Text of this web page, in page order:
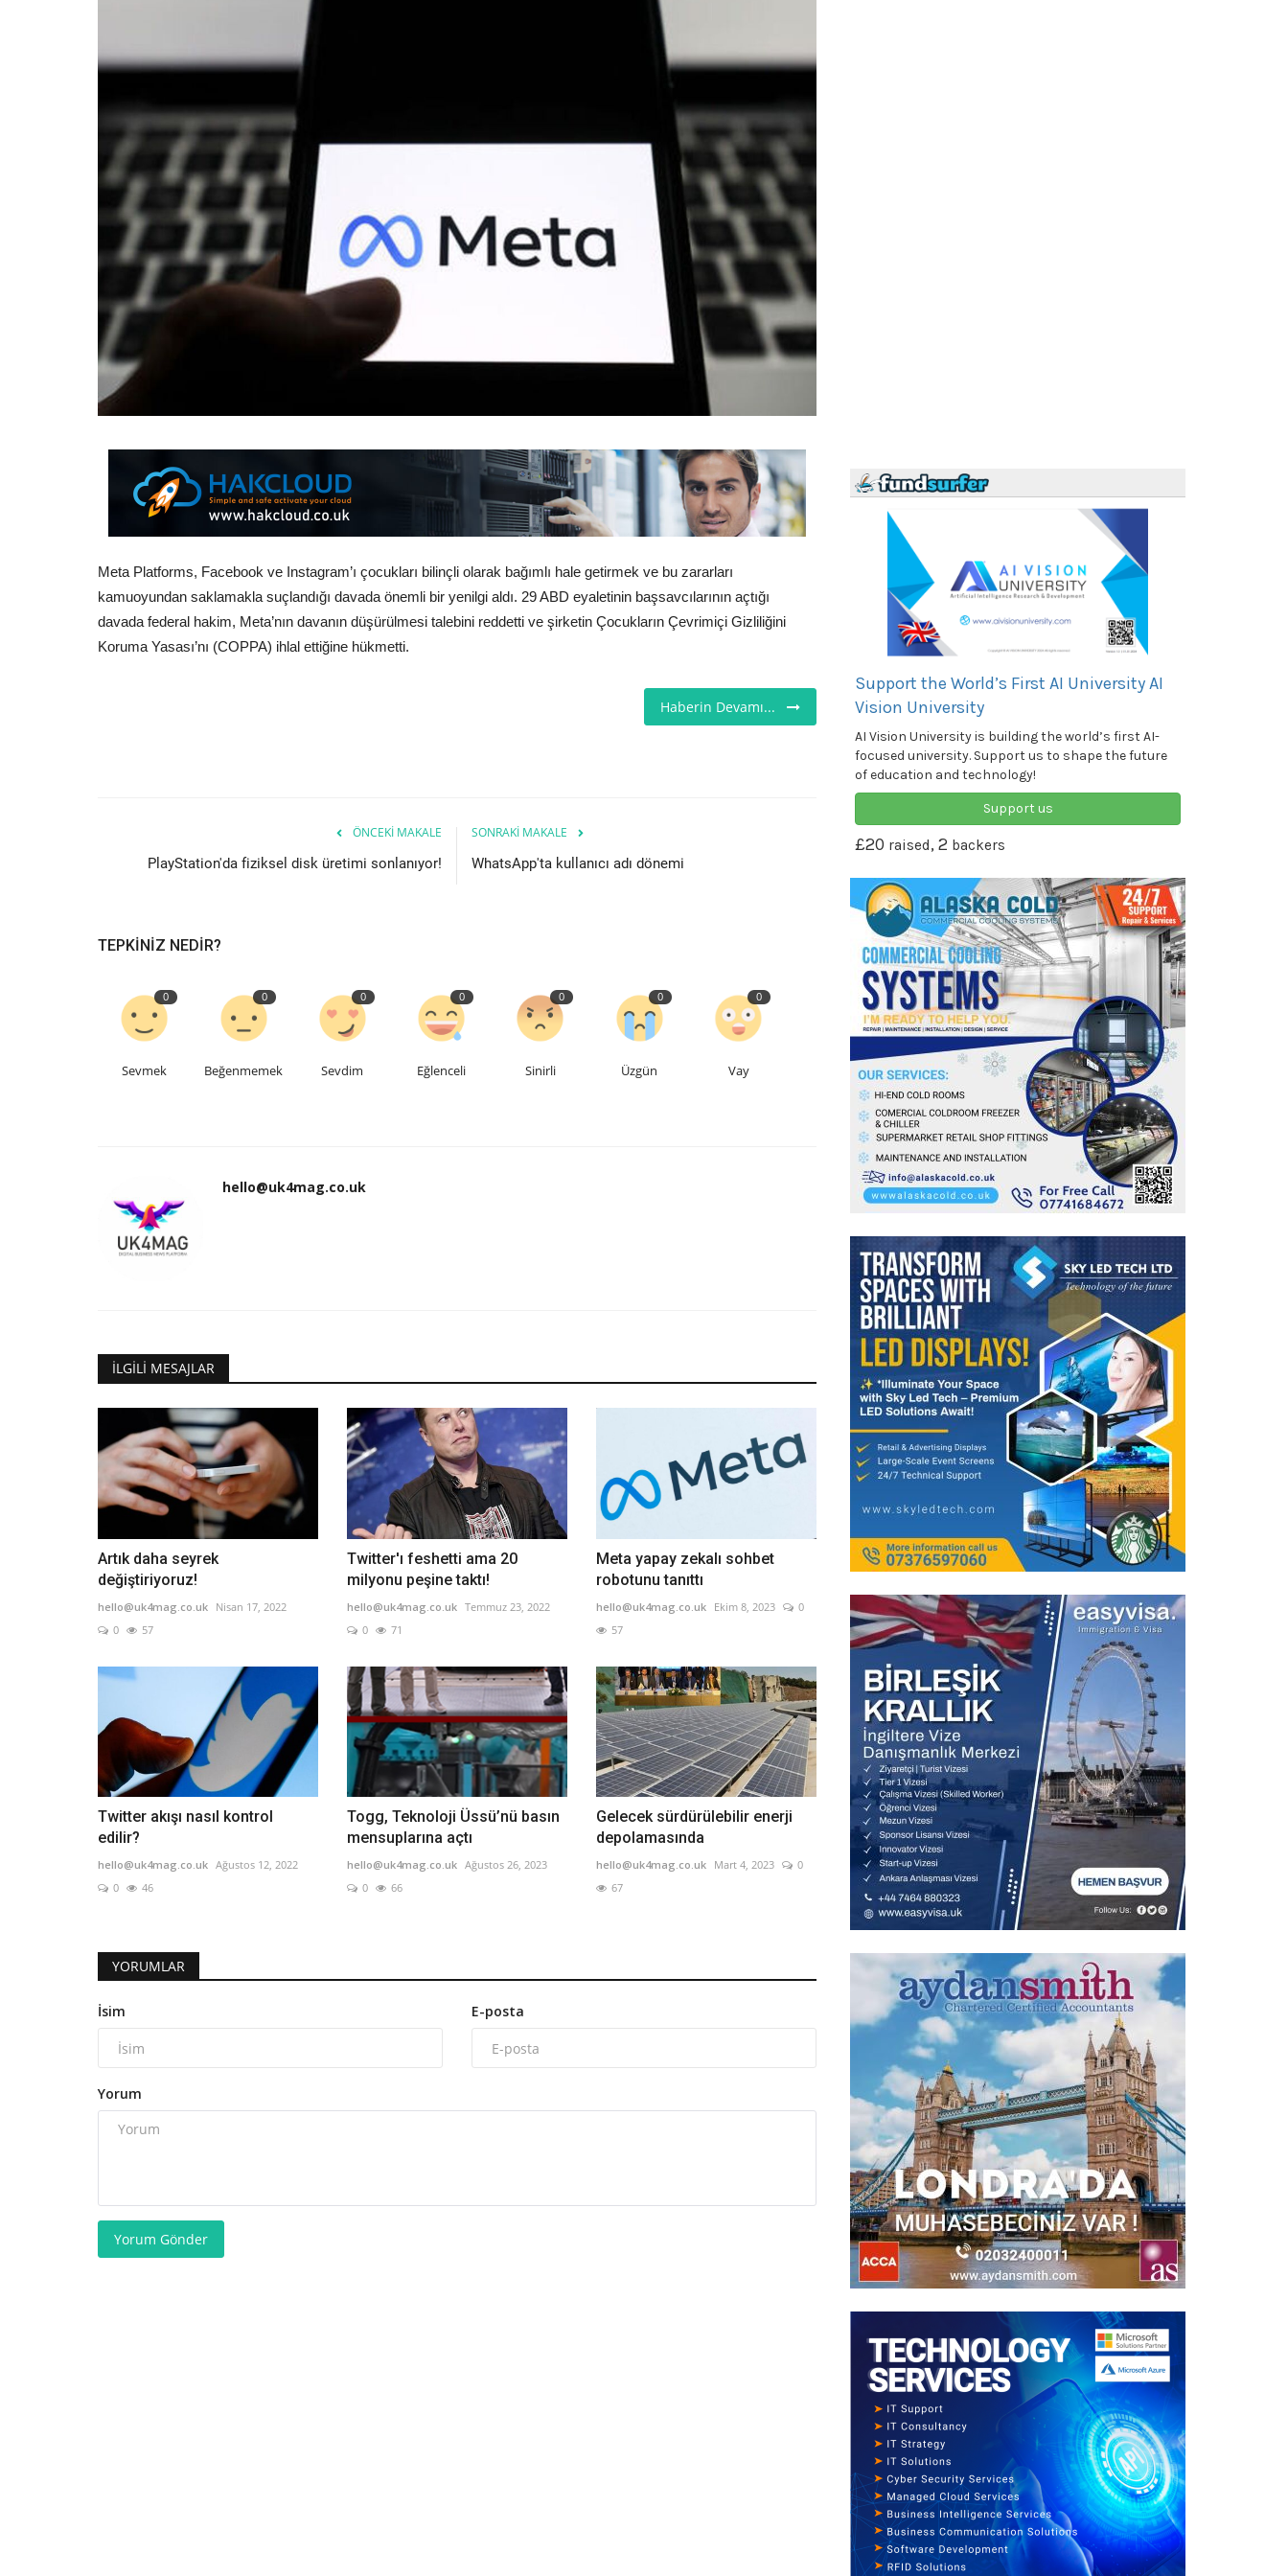
Meta Platforms, Facebook ve Instagram’ı çocukları bilinçli olarak bağımlı hale getirmek ve bu zararları
kamuoyundan saklamakla suçlandığı davada önemli bir yenilgi aldı. 29 ABD eyaletinin başsavcılarının açtığı
davada federal hakim, Meta’nın davanın düşürülmesi talebini reddetti ve şirketin Çocukların Çevrimiçi Gizliliğini
Koruma Yasası’nı (COPPA) ihlal ettiğine hükmetti.
Haberin Devamı...
ÖNCEKI MAKALE
PlayStation'da fiziksel disk üretimi sonlanıyor!
SONRAKI MAKALE
WhatsApp'ta kullanıcı adı dönemi
TEPKINIZ NEDIR?
0
Sevmek
0
Beğenmemek
0
Sevdim
0
Eğlenceli
0
Sinirli
0
Üzgün
0
Vay
hello@uk4mag.co.uk
İLGILI MESAJLAR
Artık daha seyrek
değiştiriyoruz!
hello@uk4mag.co.uk Nisan 17, 2022
0
57
Twitter'ı feshetti ama 20
milyonu peşine taktı!
hello@uk4mag.co.uk Temmuz 23, 2022
0
71
Meta yapay zekalı sohbet
robotunu tanıttı
hello@uk4mag.co.uk Ekim 8, 2023
0
57
Twitter akışı nasıl kontrol
edilir?
hello@uk4mag.co.uk Ağustos 12, 2022
0
46
Togg, Teknoloji Üssü’nü basın
mensuplarına açtı
hello@uk4mag.co.uk Ağustos 26, 2023
0
66
Gelecek sürdürülebilir enerji
depolamasında
hello@uk4mag.co.uk Mart 4, 2023
0
67
YORUMLAR
İsim E-posta
Yorum
Yorum Gönder